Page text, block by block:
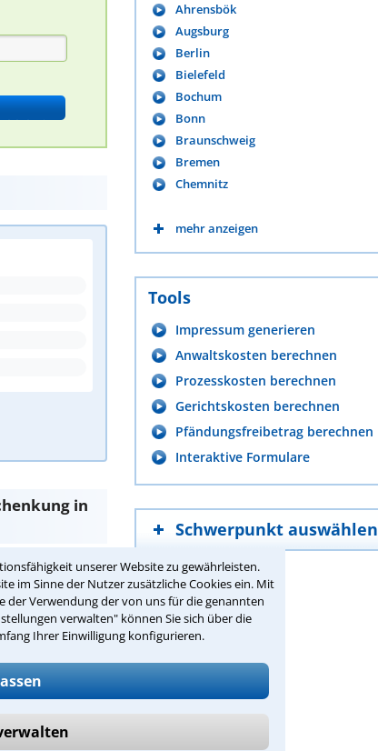
unserer Website zu gewährleisten.
im Sinne der Nutzer zusätzliche Cookies ein. Mit
der Verwendung der von uns für die genannten
verwalten" können Sie sich über die
Ihrer Einwilligung konfigurieren.
in
und
in
Ahrensbök
Augsburg
Berlin
Bielefeld
Bochum
Bonn
Braunschweig
Bremen
Chemnitz
mehr anzeigen
Tools
Impressum generieren
Anwaltskosten berechnen
Prozesskosten berechnen
Gerichtskosten berechnen
Pfändungsfreibetrag berechnen
Interaktive Formulare
Schwerpunkt auswählen